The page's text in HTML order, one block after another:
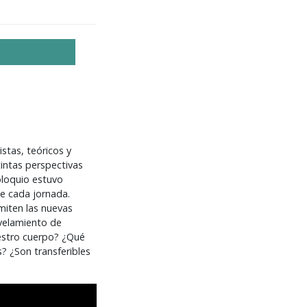
teóricos y
perspectivas
estuvo
cada jornada.
las nuevas
de
cuerpo? ¿Qué
¿Son transferibles